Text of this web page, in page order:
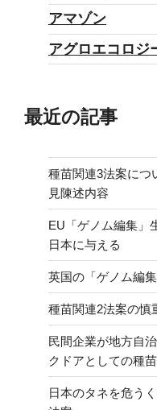
アマゾン
アグロエコロジ
最近の記事
種苗関連3法案につ
見陳述内容
EU「ゲノム編集」
日本に与える
英国の「ゲノム編
種苗関連2法案の慎
民間企業が地方自
クドアとしての種
日本のタネを危う